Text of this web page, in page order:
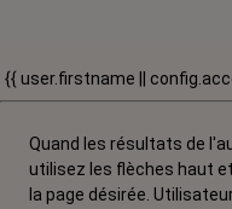
{{ user.firstname ||
Quand les résultats de
utilisez les flèches haut
la page désirée.